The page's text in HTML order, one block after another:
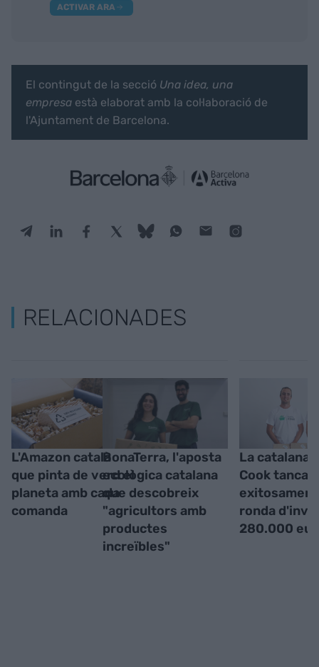
ACTIVAR ARA
El contingut de la secció Una idea, una
empresa està elaborat amb la col·laboració de
l'Ajuntament de Barcelona.
RELACIONADES
L'Amazon català
que pinta de verd el
planeta amb cada
comanda
BonaTerra, l'aposta
ecològica catalana
que descobreix
"agricultors amb
productes
increïbles"
La catalana
Cook tanca
ronda
280.000